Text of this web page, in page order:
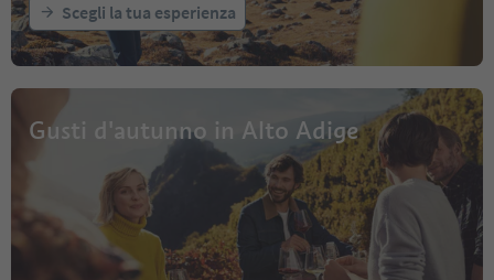
Gusti d'autunno in Alto Adige
Scegli la tua esperienza